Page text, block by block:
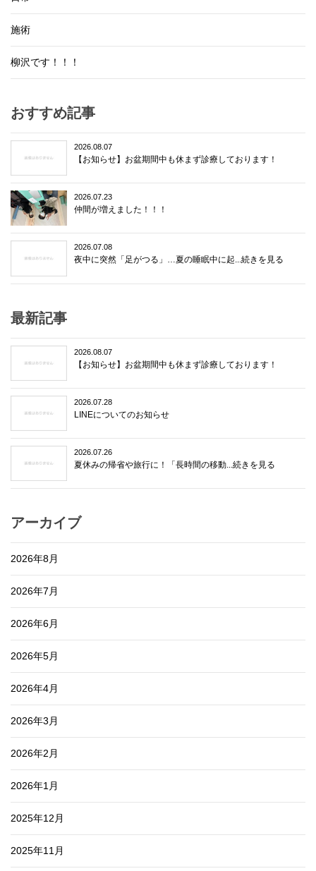
施術
柳沢です！！！
おすすめ記事
2026.08.07
【お知らせ】お盆期間中も休まず診療しております！
2026.07.23
仲間が増えました！！！
2026.07.08
夜中に突然「足がつる」…夏の睡眠中に起...続きを見る
最新記事
2026.08.07
【お知らせ】お盆期間中も休まず診療しております！
2026.07.28
LINEについてのお知らせ
2026.07.26
夏休みの帰省や旅行に！「長時間の移動...続きを見る
アーカイブ
2026年8月
2026年7月
2026年6月
2026年5月
2026年4月
2026年3月
2026年2月
2026年1月
2025年12月
2025年11月